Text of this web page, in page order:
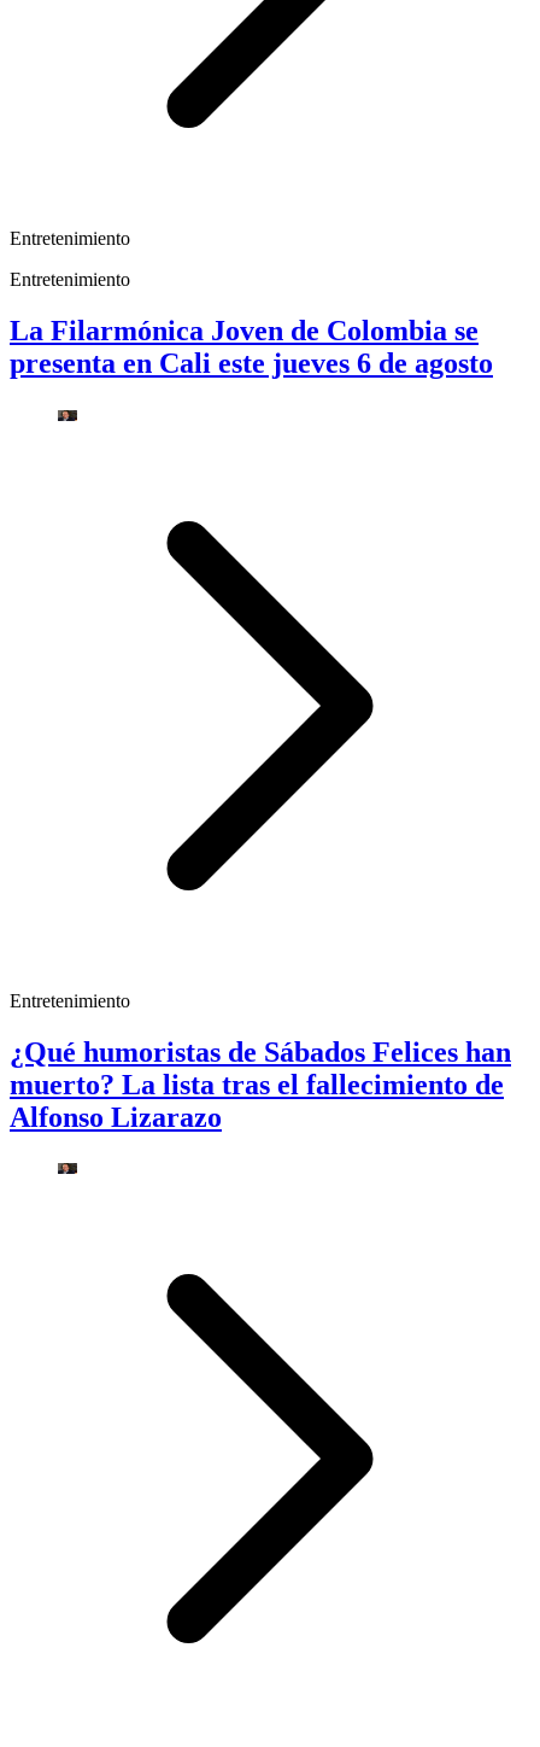
Entretenimiento
Entretenimiento
La Filarmónica Joven de Colombia se
presenta en Cali este jueves 6 de agosto
Entretenimiento
¿Qué humoristas de Sábados Felices han
muerto? La lista tras el fallecimiento de
Alfonso Lizarazo